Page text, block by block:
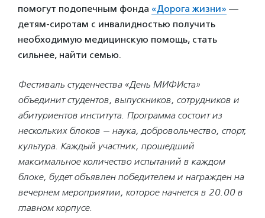
помогут подопечным фонда «Дорога жизни» —
детям-сиротам с инвалидностью получить
необходимую медицинскую помощь, стать
сильнее, найти семью.
Фестиваль студенчества «День МИФИста»
объединит студентов, выпускников, сотрудников и
абитуриентов института. Программа состоит из
нескольких блоков — наука, добровольчество, спорт,
культура. Каждый участник, прошедший
максимальное количество испытаний в каждом
блоке, будет объявлен победителем и награжден на
вечернем мероприятии, которое начнется в 20.00 в
главном корпусе.